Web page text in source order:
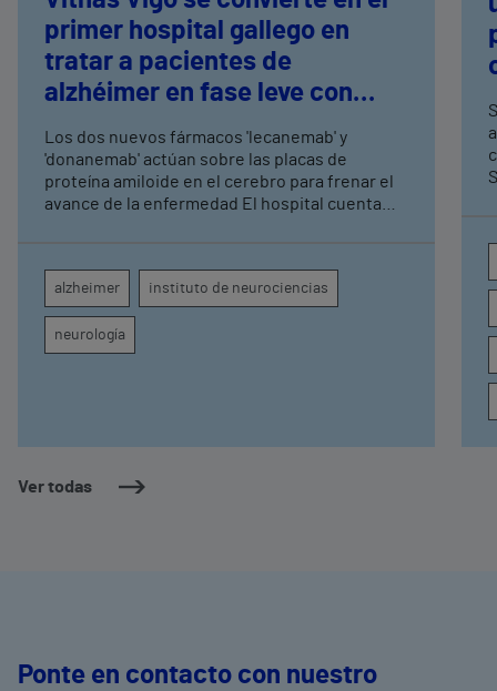
Ver todas
primer hospital gallego en
tratar a pacientes de
alzhéimer en fase leve con
terapias antiamiloide
Los dos nuevos fármacos 'lecanemab' y
'donanemab' actúan sobre las placas de
proteína amiloide en el cerebro para frenar el
avance de la enfermedad El hospital cuenta
seguimiento clínico de cada paciente
alzheimer instituto de neurociencias
neurología
Ponte en contacto con nuestro